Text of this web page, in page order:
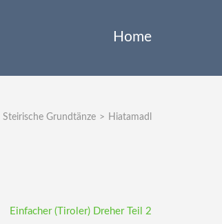
Home
Steirische Grundtänze > Hiatamadl
Einfacher (Tiroler) Dreher Teil 2